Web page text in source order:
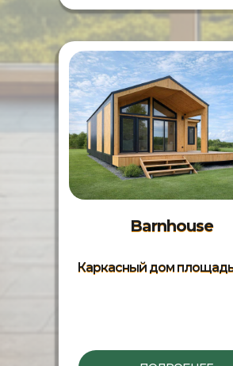
Barnhouse
Каркасный дом